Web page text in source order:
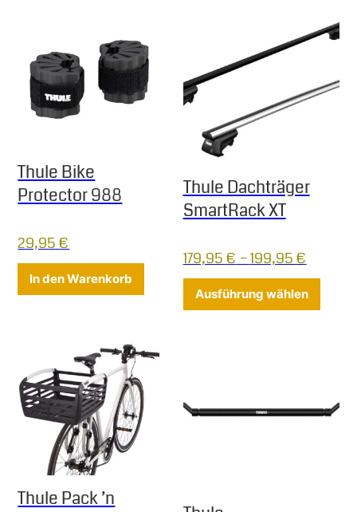
Thule Bike
Protector 988
29,95€
In den Warenkorb
Thule Dachträger
SmartRack XT
179,95€ –199,95€
Ausführung wählen
Thule Pack ’n